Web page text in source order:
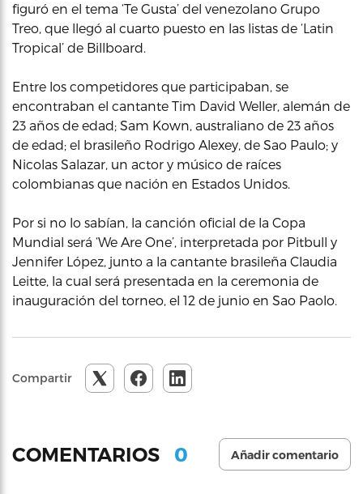
figuró en el tema ‘Te Gusta’ del venezolano Grupo
Treo, que llegó al cuarto puesto en las listas de ‘Latin
Tropical’ de Billboard.
Entre los competidores que participaban, se
encontraban el cantante Tim David Weller, alemán de
23 años de edad; Sam Kown, australiano de 23 años
de edad; el brasileño Rodrigo Alexey, de Sao Paulo; y
Nicolas Salazar, un actor y músico de raíces
colombianas que nación en Estados Unidos.
Por si no lo sabían, la canción oficial de la Copa
Mundial será ‘We Are One’, interpretada por Pitbull y
Jennifer López, junto a la cantante brasileña Claudia
Leitte, la cual será presentada en la ceremonia de
inauguración del torneo, el 12 de junio en Sao Paolo.
Compartir
COMENTARIOS 0 Añadir comentario